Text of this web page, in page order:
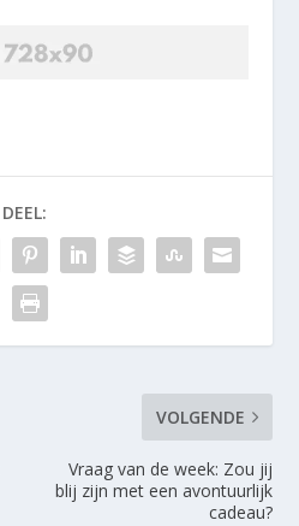
DEEL:
VOLGENDE
Vraag van de week: Zou jij
blij zijn met een avontuurlijk
cadeau?